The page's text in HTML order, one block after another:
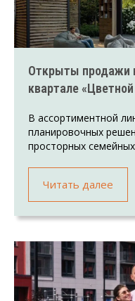
Открыты продажи
квартале
В ассортиментной
планировочных
просторных
Читать далее